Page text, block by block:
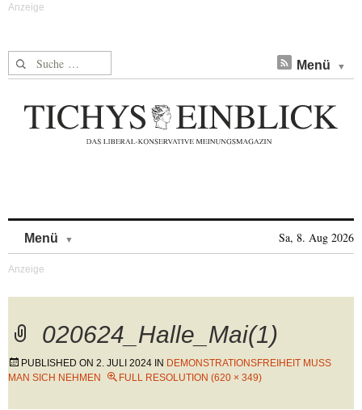
Suche nach: Menü
Menü Sa, 8. Aug 2026
020624_Halle_Mai(1)
PUBLISHED ON 2. JULI 2024 IN DEMONSTRATIONSFREIHEIT MUSS
MAN SICH NEHMEN
FULL RESOLUTION (620 × 349)